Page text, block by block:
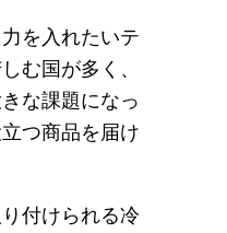
を入れたいテ
む国が多く、
な課題になっ
つ商品を届け
付けられる冷